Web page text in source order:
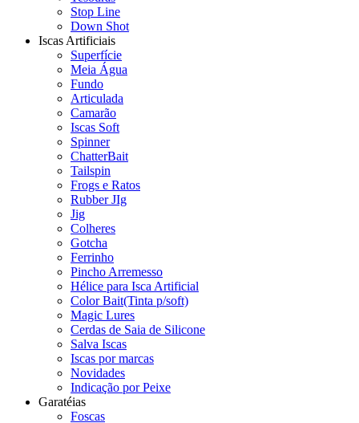
Stop Line
Down Shot
Iscas Artificiais
Superfície
Meia Água
Fundo
Articulada
Camarão
Iscas Soft
Spinner
ChatterBait
Tailspin
Frogs e Ratos
Rubber JIg
Jig
Colheres
Gotcha
Ferrinho
Pincho Arremesso
Hélice para Isca Artificial
Color Bait(Tinta p/soft)
Magic Lures
Cerdas de Saia de Silicone
Salva Iscas
Iscas por marcas
Novidades
Indicação por Peixe
Garatéias
Foscas